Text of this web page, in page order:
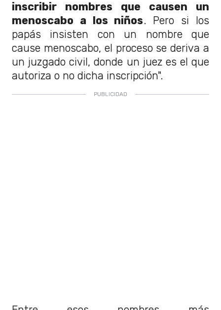
inscribir nombres que causen un
menoscabo a los niños. Pero si los
papás insisten con un nombre que
cause menoscabo, el proceso se deriva a
un juzgado civil, donde un juez es el que
autoriza o no dicha inscripción".